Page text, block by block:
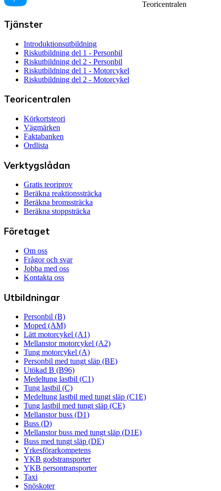
Teoricentralen
Tjänster
Introduktionsutbildning
Riskutbildning del 1 - Personbil
Riskutbildning del 2 - Personbil
Riskutbildning del 1 - Motorcykel
Riskutbildning del 2 - Motorcykel
Teoricentralen
Körkortsteori
Vägmärken
Faktabanken
Ordlista
Verktygslådan
Gratis teoriprov
Beräkna reaktionssträcka
Beräkna bromssträcka
Beräkna stoppsträcka
Företaget
Om oss
Frågor och svar
Jobba med oss
Kontakta oss
Utbildningar
Personbil (B)
Moped (AM)
Lätt motorcykel (A1)
Mellanstor motorcykel (A2)
Tung motorcykel (A)
Personbil med tungt släp (BE)
Utökad B (B96)
Medeltung lastbil (C1)
Tung lastbil (C)
Medeltung lastbil med tungt släp (C1E)
Tung lastbil med tungt släp (CE)
Mellanstor buss (D1)
Buss (D)
Mellanstor buss med tungt släp (D1E)
Buss med tungt släp (DE)
Yrkesförarkompetens
YKB godstransporter
YKB persontransporter
Taxi
Snöskoter